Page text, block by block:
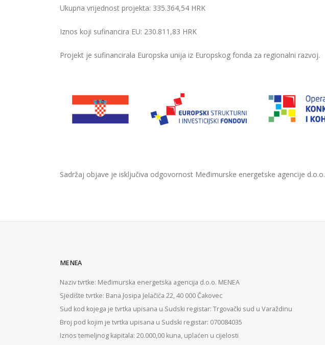
Ukupna vrijednost projekta: 335.364,54 HRK
Iznos koji sufinancira EU: 230.811,83 HRK
Projekt je sufinancirala Europska unija iz Europskog fonda za regionalni razvoj.
Sadržaj objave je isključiva odgovornost Međimurske energetske agencije d.o.o.
MENEA
Naziv tvrtke: Međimurska energetska agencija d.o.o. MENEA
Sjedište tvrtke: Bana Josipa Jelačića 22, 40 000 Čakovec
Sud kod kojega je tvrtka upisana u Sudski registar: Trgovački sud u Varaždinu
Broj pod kojim je tvrtka upisana u Sudski registar: 070084035
Iznos temeljnog kapitala: 20.000,00 kuna, uplaćen u cijelosti